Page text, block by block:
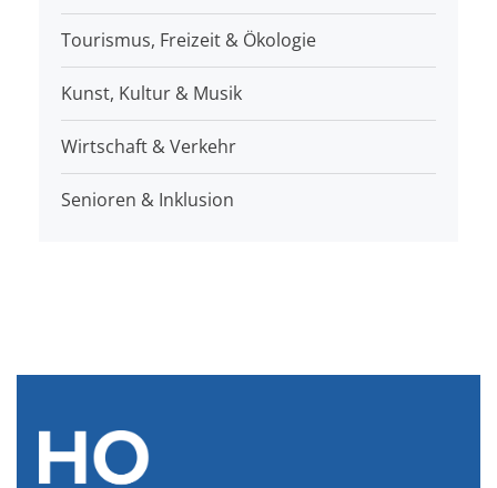
Tourismus, Freizeit & Ökologie
Kunst, Kultur & Musik
Wirtschaft & Verkehr
Senioren & Inklusion